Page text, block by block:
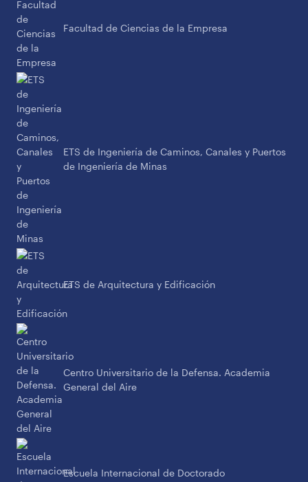
Facultad de Ciencias de la Empresa
ETS de Ingeniería de Caminos, Canales y Puertos
de Ingeniería de Minas
ETS de Arquitectura y Edificación
Centro Universitario de la Defensa. Academia
General del Aire
Escuela Internacional de Doctorado